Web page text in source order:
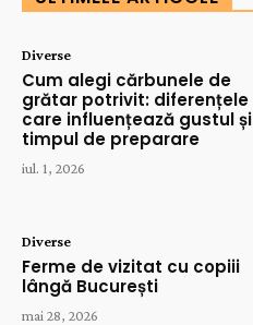
Diverse
Cum alegi cărbunele de
grătar potrivit: diferențele
care influențează gustul și
timpul de preparare
iul. 1, 2026
Diverse
Ferme de vizitat cu copiii
lângă București
mai 28, 2026